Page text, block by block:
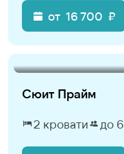
от 16 700 ₽
Сюит Прайм
2 кровати до 6